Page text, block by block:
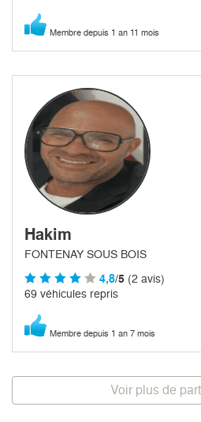
Membre depuis 1 an 11 mois
Hakim
FONTENAY SOUS BOIS
4,8/5 (2 avis)
69 véhicules repris
Membre depuis 1 an 7 mois
Voir plus de